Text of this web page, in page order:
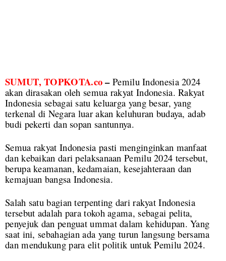
SUMUT, TOPKOTA.co–Pemilu Indonesia 2024
akan dirasakan oleh semua rakyat Indonesia. Rakyat
Indonesia sebagai satu keluarga yang besar, yang
terkenal di Negara luar akan keluhuran budaya, adab
budi pekerti dan sopan santunnya.
Semua rakyat Indonesia pasti menginginkan manfaat
dan kebaikan dari pelaksanaan Pemilu 2024 tersebut,
berupa keamanan, kedamaian, kesejahteraan dan
kemajuan bangsa Indonesia.
Salah satu bagian terpenting dari rakyat Indonesia
tersebut adalah para tokoh agama, sebagai pelita,
penyejuk dan penguat ummat dalam kehidupan. Yang
saat ini, sebahagian ada yang turun langsung bersama
dan mendukung para elit politik untuk Pemilu 2024.